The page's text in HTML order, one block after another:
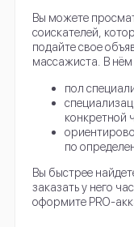
Вы можете
соискателей,
подайте свое
массажиста. В
пол
конкретной
по
Вы быстрее
заказать у него
оформите PRO-